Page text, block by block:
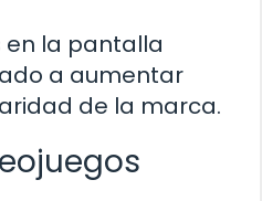
en la pantalla
a aumentar
de la marca.